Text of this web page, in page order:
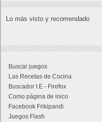
Lo más visto y recomendado
Buscar juegos
Las Recetas de Cocina
Buscador I.E - Firefox
Como página de inico
Facebook Frikipandi
Juegos Flash